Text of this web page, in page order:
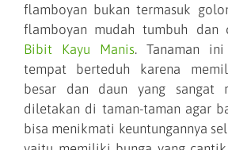
flamboyan bukan termasuk
flamboyan mudah tumbuh dan
Bibit Kayu Manis. Tanaman
tempat berteduh karena
besar dan daun yang sangat
diletakan di taman-taman agar
bisa menikmati keuntungannya